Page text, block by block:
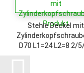
Stehle Deckel mit
D70 L1=24 L2=8 2/